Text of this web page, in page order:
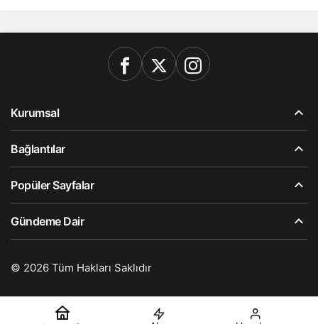
Kurumsal
Bağlantılar
Popüler Sayfalar
Gündeme Dair
© 2026 Tüm Hakları Saklıdır